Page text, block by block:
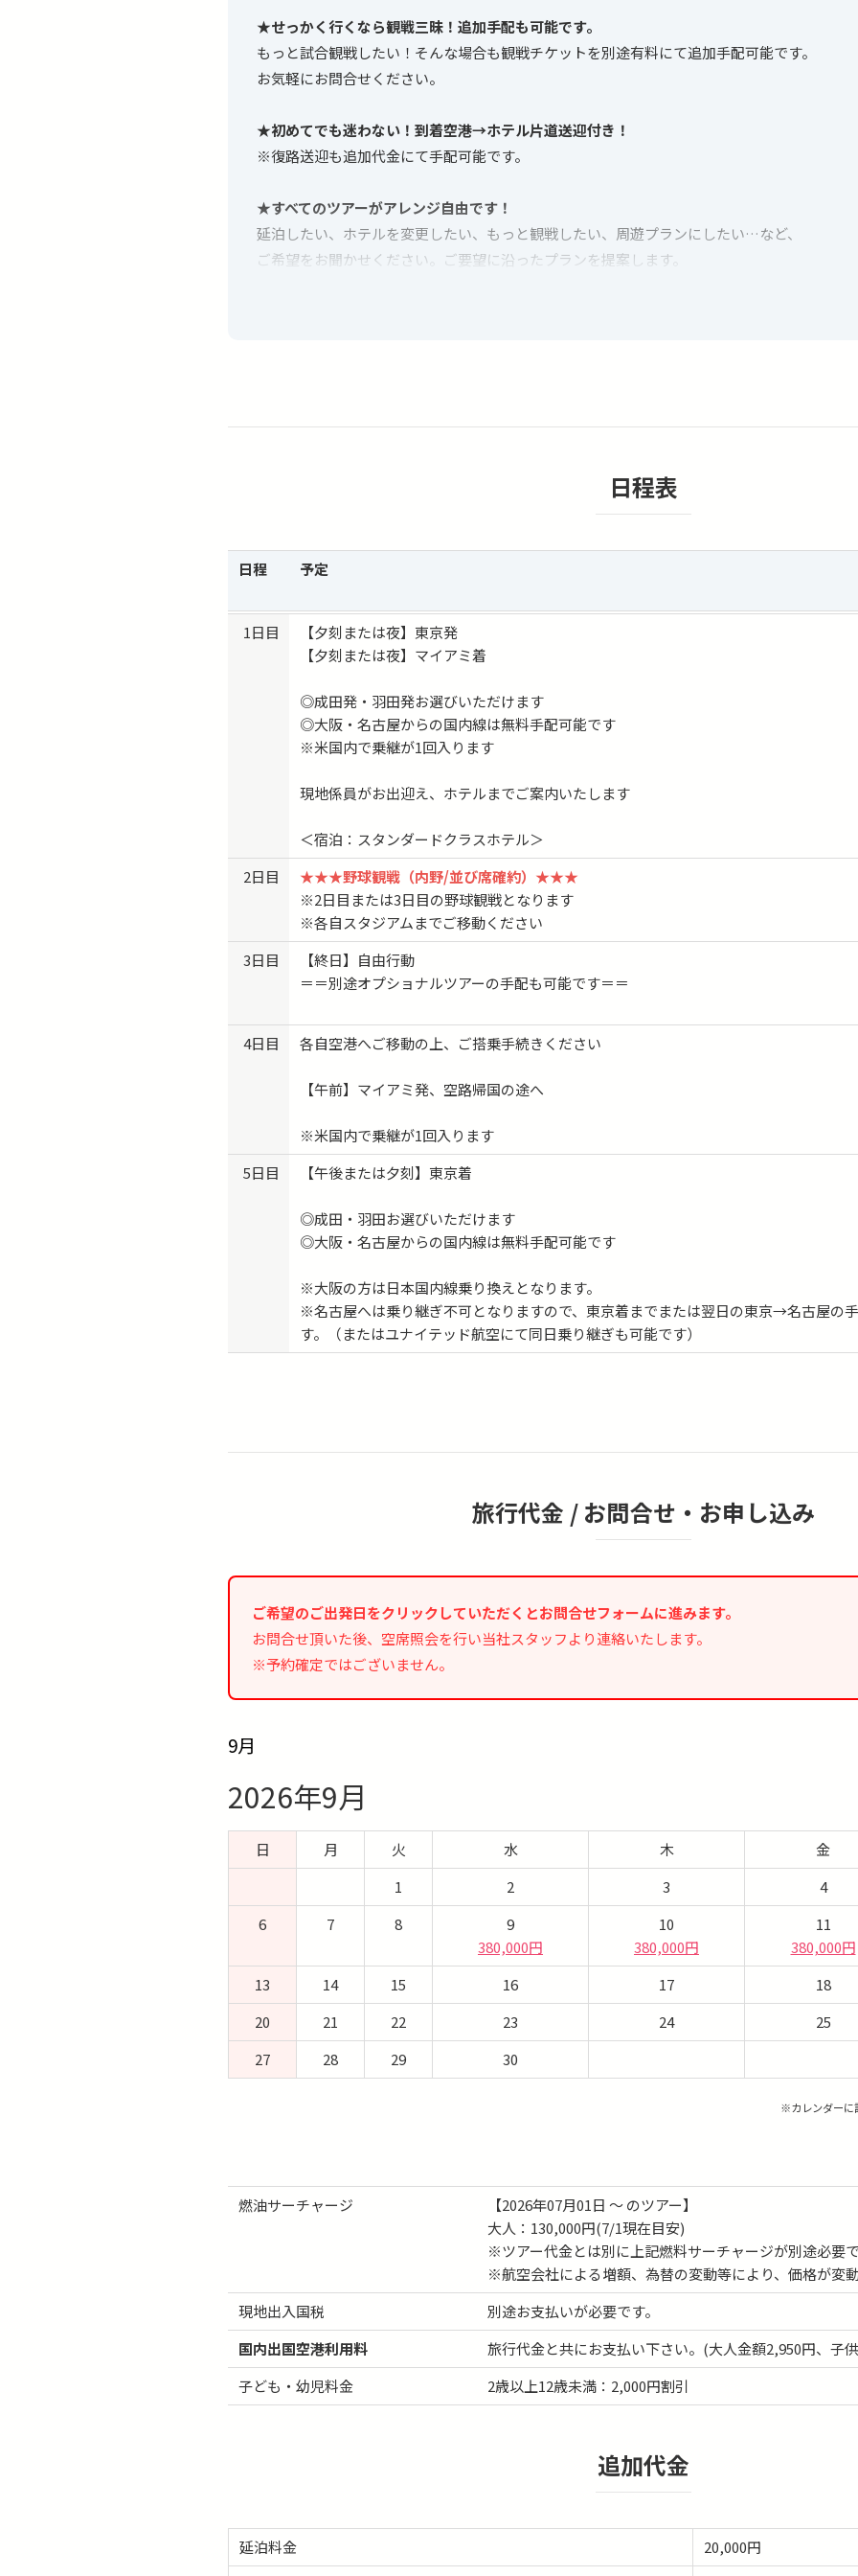
★せっかく行くなら観戦三昧！追加手配も可能です。
もっと試合観戦したい！そんな場合も観戦チケットを別途有料にて追加手配可能です。
お気軽にお問合せください。
★初めてでも迷わない！到着空港→ホテル片道送迎付き！
※復路送迎も追加代金にて手配可能です。
★すべてのツアーがアレンジ自由です！
延泊したい、ホテルを変更したい、もっと観戦したい、周遊プランにしたい…など、
ご希望をお聞かせください。ご要望に沿ったプランを提案します。
7/15-7/18 出発 → 7/17-7/19 vs. New York Yankees （Bronx, New York）
7/18-7/21 出発 → 7/20-7/22 vs. Philadelphia Phillies （Philadelphia, Pennsylvania）
8/01-8/04 出発 → 8/03-8/05 vs. Chicago Cubs （Chicago, Illinois）
8/15-8/18 出発 → 8/17-8/19 vs. Colorado Rockies （Denver, Colorado）
8/23-8/26 出発 → 8/25-8/27 vs. Atlanta Braves （Atlanta, Georgia）
9/09-9/12 出発 → 9/11-9/13 vs. Miami Marlins （Miami, Florida）
9/12-9/16 出発 → 9/14-9/17 vs. Cincinnati Reds （Cincinnati, Ohio）
9/23-9/26 出発 → 9/25-9/27 vs. San Francisco Giants （San Francisco, California）
日程表
日程 予定
1日目
【夕刻または夜】東京発
【夕刻または夜】マイアミ着
◎成田発・羽田発お選びいただけます
◎大阪・名古屋からの国内線は無料手配可能です
※米国内で乗継が1回入ります
現地係員がお出迎え、ホテルまでご案内いたします
＜宿泊：スタンダードクラスホテル＞
2日目
★★★野球観戦（内野/並び席確約）★★★
※2日目または3日目の野球観戦となります
※各自スタジアムまでご移動ください
3日目
【終日】自由行動
＝＝別途オプショナルツアーの手配も可能です＝＝
4日目 各自空港へご移動の上、ご搭乗手続きください
【午前】マイアミ発、空路帰国の途へ
※米国内で乗継が1回入ります
5日目 【午後または夕刻】東京着
◎成田・羽田お選びいただけます
◎大阪・名古屋からの国内線は無料手配可能です
※大阪の方は日本国内線乗り換えとなります。
※名古屋へは乗り継ぎ不可となりますので、東京着までまたは翌日の東京→名古屋の
す。（またはユナイテッド航空にて同日乗り継ぎも可能です）
旅行代金 / お問合せ・お申し込み
ご希望のご出発日をクリックしていただくとお問合せフォームに進みます。
お問合せ頂いた後、空席照会を行い当社スタッフより連絡いたします。
※予約確定ではございません。
9月
2026年9月
日 月 火 水 木 金
1
2 3 4
6
7 8
9
380,000円
10
380,000円
11
380,000円
13
14 15 16 17 18
20
21 22 23 24 25
27
28 29 30
※カレンダーに
燃油サーチャージ
【2026年07月01日 ～ のツアー】
大人：130,000円(7/1現在目安)
※ツアー代金とは別に上記燃料サーチャージが別途必要で
※航空会社による増額、為替の変動等により、価格が変
現地出入国税
別途お支払いが必要です。
国内出国空港利用料
旅行代金と共にお支払い下さい。(大人金額2,950円、子
子ども・幼児料金
2歳以上12歳未満：2,000円割引
追加代金
延泊料金
20,000円